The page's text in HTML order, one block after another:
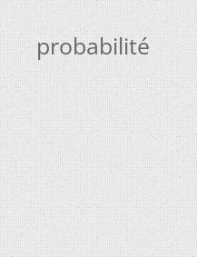
probabilité